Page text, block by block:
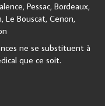
Pessac, Bordeaux,
Le Bouscat, Cenon,
ne se substituent à
que ce soit.